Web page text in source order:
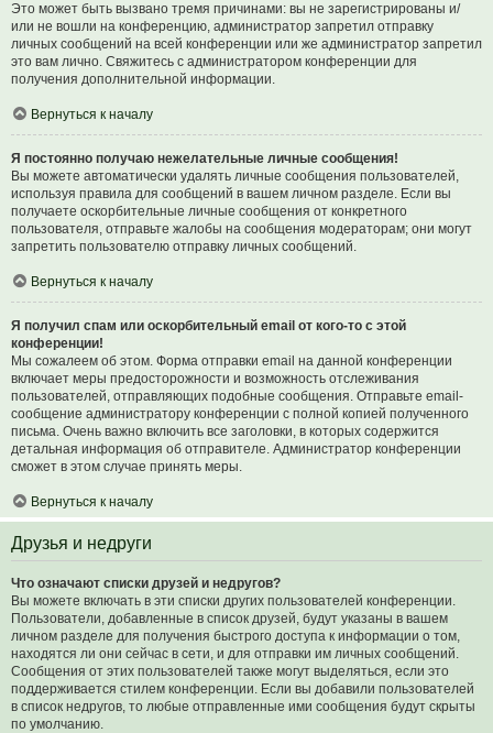
Это может быть вызвано тремя причинами: вы не зарегистрированы и/
или не вошли на конференцию, администратор запретил отправку
личных сообщений на всей конференции или же администратор запретил
это вам лично. Свяжитесь с администратором конференции для
получения дополнительной информации.
Вернуться к началу
Я постоянно получаю нежелательные личные сообщения!
Вы можете автоматически удалять личные сообщения пользователей,
используя правила для сообщений в вашем личном разделе. Если вы
получаете оскорбительные личные сообщения от конкретного
пользователя, отправьте жалобы на сообщения модераторам; они могут
запретить пользователю отправку личных сообщений.
Вернуться к началу
Я получил спам или оскорбительный email от кого-то с этой
конференции!
Мы сожалеем об этом. Форма отправки email на данной конференции
включает меры предосторожности и возможность отслеживания
пользователей, отправляющих подобные сообщения. Отправьте email-
сообщение администратору конференции с полной копией полученного
письма. Очень важно включить все заголовки, в которых содержится
детальная информация об отправителе. Администратор конференции
сможет в этом случае принять меры.
Вернуться к началу
Друзья и недруги
Что означают списки друзей и недругов?
Вы можете включать в эти списки других пользователей конференции.
Пользователи, добавленные в список друзей, будут указаны в вашем
личном разделе для получения быстрого доступа к информации о том,
находятся ли они сейчас в сети, и для отправки им личных сообщений.
Сообщения от этих пользователей также могут выделяться, если это
поддерживается стилем конференции. Если вы добавили пользователей
в список недругов, то любые отправленные ими сообщения будут скрыты
по умолчанию.